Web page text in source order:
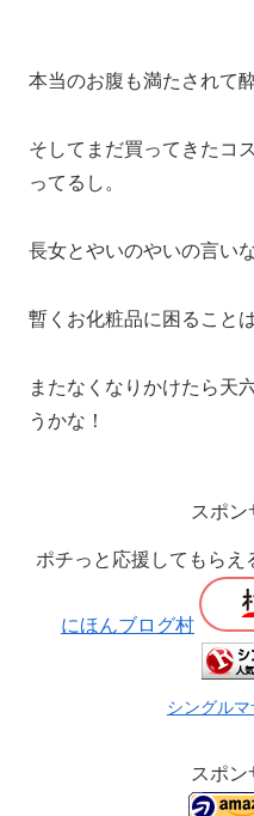
本当のお腹も満たされて
そしてまだ買ってきたコ
ってるし。
長女とやいのやいの言い
暫くお化粧品に困ること
またなくなりかけたら天
うかな！
スポン
ポチっと応援してもらえ
にほんブログ村
シングル
スポン